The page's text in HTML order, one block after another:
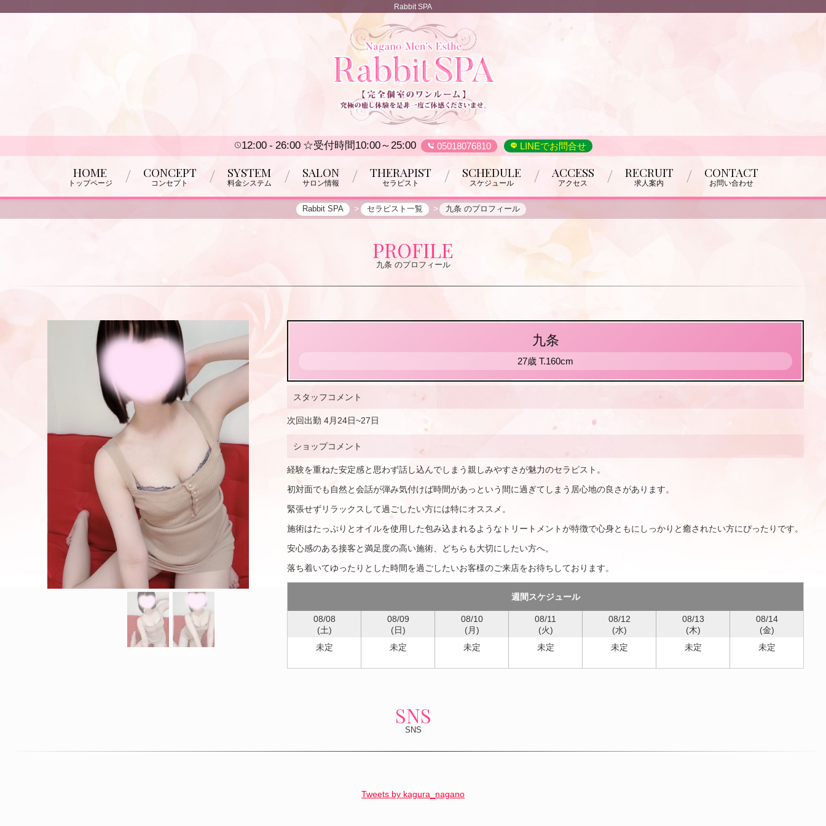
Rabbit SPA
12:00 26:00 ☆受付時間10:00～25:00 05018076810 LINEでお問合せ
HOME
トップページ
CONCEPT
コンセプト
SYSTEM
料金システム
SALON
サロン情報
THERAPIST
セラピスト
SCHEDULE
スケジュール
ACCESS
アクセス
RECRUIT
求人案内
CONTACT
お問い合わせ
Rabbit SPA セラピスト一覧 九条 のプロフィール
PROFILE
九条 のプロフィール
九条
27歳 T.160cm
スタッフコメント
次回出勤 4月24日~27日
ショップコメント
経験を重ねた安定感と思わず話し込んでしまう親しみやすさが魅力のセラピスト。
初対面でも自然と会話が弾み気付けば時間があっという間に過ぎてしまう居心地の良さがあります。
緊張せずリラックスして過ごしたい方には特にオススメ。
施術はたっぷりとオイルを使用した包み込まれるようなトリートメントが特徴で心身ともにしっかりと癒されたい方にぴったりです。
安心感のある接客と満足度の高い施術、どちらも大切にしたい方へ。
落ち着いてゆったりとした時間を過ごしたいお客様のご来店をお待ちしております。
週間スケジュール
08/08
(土)
08/09
(日)
08/10
(月)
08/11
(火)
08/12
(水)
08/13
(木)
08/14
(金)
未定
未定 未定 未定 未定 未定 未定
SNS
SNS
Tweets by kagura_nagano